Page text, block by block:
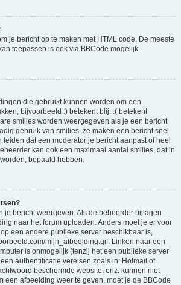
je bericht op te maken met HTML code. De meeste
toepassen is ook via BBCode mogelijk.
die gebruikt kunnen worden om een
bijvoorbeeld :) betekent blij, :( betekent
smilies worden weergegeven als je een bericht
gebruik van smilies, ze maken een bericht snel
dat een moderator je bericht aanpast of heel
kan ook een maximaal aantal smilies, dat in
bepaald hebben.
je bericht weergeven. Als de beheerder bijlagen
naar het forum uploaden. Anders moet je er voor
een andere publieke server beschikbaar is,
mijn_afbeelding.gif. Linken naar een
is onmogelijk (tenzij het een publieke server
authentificatie vereisen zoals in: Hotmail of
beschermde website, enz. kunnen niet
een afbeelding weer te geven, moet je de BBCode